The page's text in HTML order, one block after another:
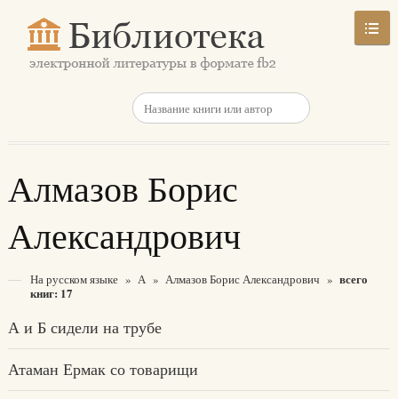
Алмазов Борис
Александрович
На русском языке » А » Алмазов Борис Александрович » всего
книг: 17
А и Б сидели на трубе
Атаман Ермак со товарищи